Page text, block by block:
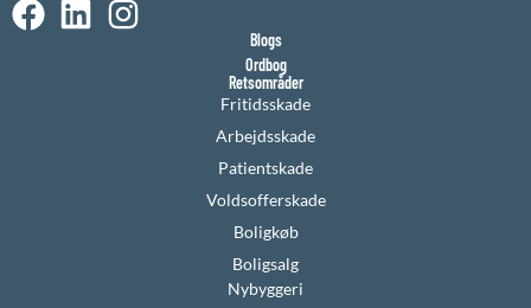
Blogs
Ordbog
Retsområder
Fritidsskade
Arbejdsskade
Patientskade
Voldsofferskade
Boligkøb
Boligsalg
Nybyggeri